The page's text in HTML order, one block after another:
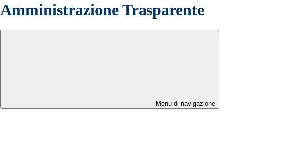
Amministrazione Trasparente
Menu di navigazione